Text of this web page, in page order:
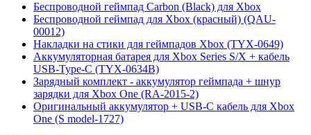
Беспроводной геймпад Carbon (Black) для Xbox
Беспроводной геймпад для Xbox (красный) (QAU-
00012)
Накладки на стики для геймпадов Xbox (TYX-0649)
Аккумуляторная батарея для Xbox Series S/X + кабель
USB-Type-C (TYX-0634B)
Зарядный комплект - аккумулятор геймпада + шнур
зарядки для Xbox One (RA-2015-2)
Оригинальный аккумулятор + USB-C кабель для Xbox
One (S model-1727)